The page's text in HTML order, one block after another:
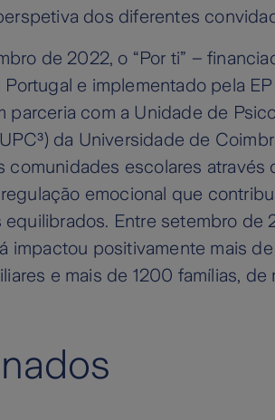
dos diferentes
de 2022, o “Por ti” –
e implementado pela
parceria com a Unidade de
da Universidade de
comunidades escolares
emocional que
equilibrados. Entre setembro de
impactou positivamente mais
e mais de 1200 famílias,